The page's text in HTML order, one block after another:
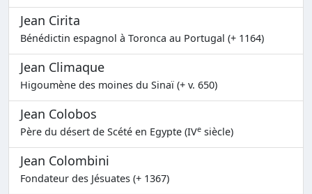
Jean Cirita
Bénédictin espagnol à Toronca au Portugal (+ 1164)
Jean Climaque
Higoumène des moines du Sinaï (+ v. 650)
Jean Colobos
Père du désert de Scété en Egypte (IVe siècle)
Jean Colombini
Fondateur des Jésuates (+ 1367)